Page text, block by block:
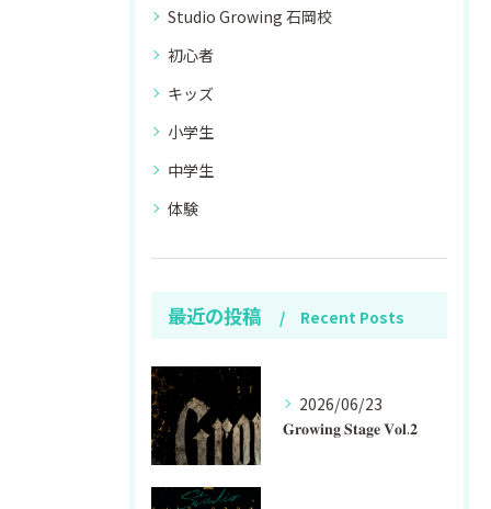
Studio Growing 石岡校
初心者
キッズ
小学生
中学生
体験
最近の投稿 Recent Posts
2026/06/23
𝐆𝐫𝐨𝐰𝐢𝐧𝐠 𝐒𝐭𝐚𝐠𝐞 𝐕𝐨𝐥.𝟐